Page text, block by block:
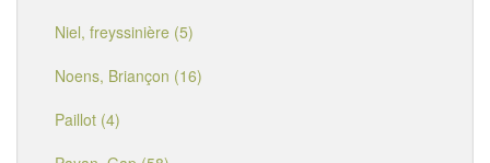
Niel, freyssinière (5)
Noens, Briançon (16)
Paillot (4)